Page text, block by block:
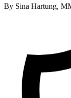
By Sina Hartung,